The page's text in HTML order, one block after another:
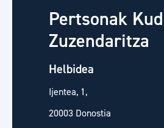
Pertsonak
Zuzendaritza
Helbidea
Ijentea, 1,
20003 Donostia